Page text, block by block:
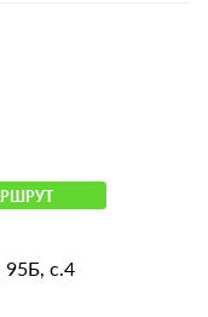
95Б, с.4